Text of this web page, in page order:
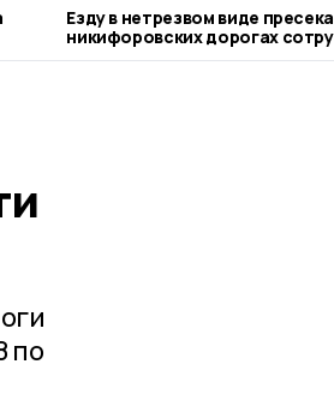
Езду в нетрезвом виде
никифоровских дорогах
Госавтоинспекции
по